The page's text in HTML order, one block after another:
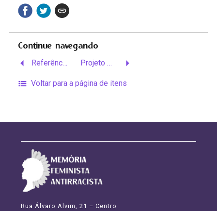
Continue navegando
Referêncais Bibliográficas Projeto Memória Lélia Gonzalez
Voltar para a página de itens
Rua Álvaro Alvim, 21 – Centro